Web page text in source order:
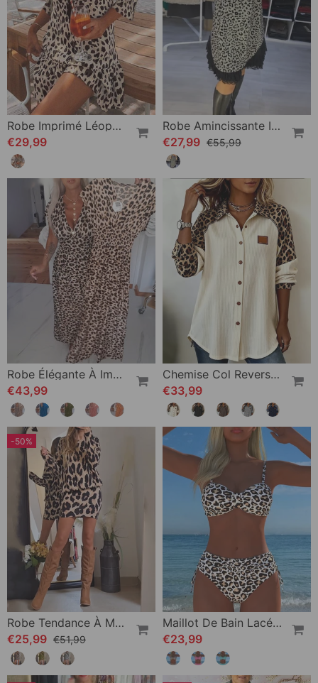
Robe Imprimé Léopardd
€29,99
Robe Amincissante Imprimé Léopard
€27,99 €55,99
Robe Élégante À Imprimé Léopard Et Col En V
€43,99
Chemise Col Revers Boutonnée Imprimé Léopard
€33,99
-50%
Robe Tendance À Manches Longues Et Imprimé Léopard
€25,99 €51,99
Maillot De Bain Lacé Imprimé Léopard Deux Pièces
€23,99